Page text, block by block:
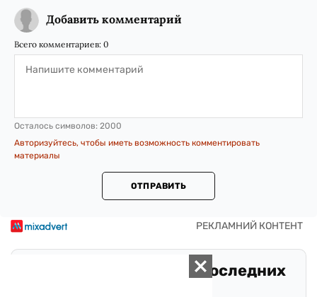
Добавить комментарий
Всего комментариев: 0
Осталось символов: 2000
Авторизуйтесь, чтобы иметь возможность комментировать
материалы
ОТПРАВИТЬ
Оставайтесь в курсе последних